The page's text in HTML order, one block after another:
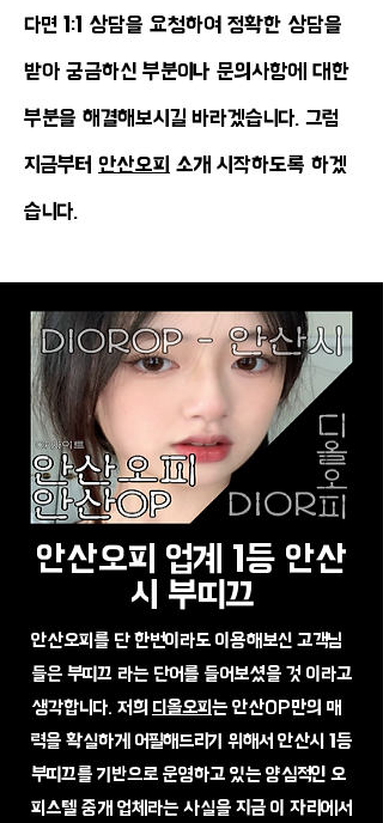
다면 1:1 상담을 요청하여 정확한 상담을
받아 궁금하신 부분이나 문의사항에 대한
부분을 해결해보시길 바라겠습니다. 그럼
지금부터 안산오피 소개 시작하도록 하겠
습니다.
안산오피 업계 1등 안산
시 부띠끄
안산오피를 단 한번이라도 이용해보신 고객님
들은 부띠끄 라는 단어를 들어보셨을 것 이라고
생각합니다. 저희 디올오피 는 안산OP만의 매
력을 확실하게 어필해드리기 위해서 안산시 1등
부띠끄를 기반으로 운영하고 있는 양심적인 오
피스텔 중개 업체라는 사실을 지금 이 자리에서